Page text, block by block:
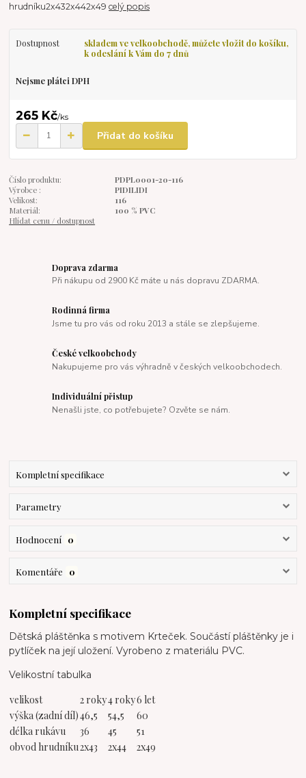
hrudníku2x432x442x49celý popis
Dostupnost
skladem ve velkoobchodě, můžete vložit do košíku,
k odeslání k Vám do 7 dnů
Nejsme plátci DPH
265 Kč/ks
Přidat do košíku
Číslo produktu:
PDPL0001-20-116
Výrobce :
PIDILIDI
Velikost:
116
Materiál:
100 % PVC
Hlídat cenu / dostupnost
Doprava zdarma
Při nákupu od 2900 Kč máte u nás dopravu ZDARMA.
Rodinná firma
Jsme tu pro vás od roku 2013 a stále se zlepšujeme.
České velkoobchody
Nakupujeme pro vás výhradně v českých velkoobchodech.
Individuální přistup
Nenašli jste, co potřebujete? Ozvěte se nám.
Kompletní specifikace
Parametry
Hodnocení 0
Komentáře 0
Kompletní specifikace
Dětská pláštěnka s motivem Krteček. Součástí pláštěnky je i
pytlíček na její uložení. Vyrobeno z materiálu PVC.
Velikostní tabulka
velikost 2 roky4 roky6 let
výška (zadní díl)46,5 54,5
60
délka rukávu
36 45
51
obvod hrudníku2x43 2x44 2x49